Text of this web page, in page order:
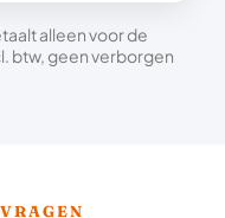
alleen voor de
btw, geen verborgen